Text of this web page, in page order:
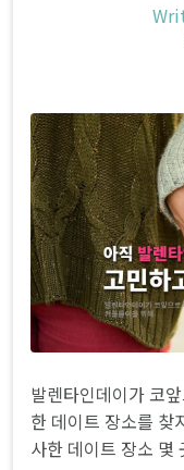
발렌타인데이가 코
한 데이트 장소를 찾
사한 데이트 장소 몇